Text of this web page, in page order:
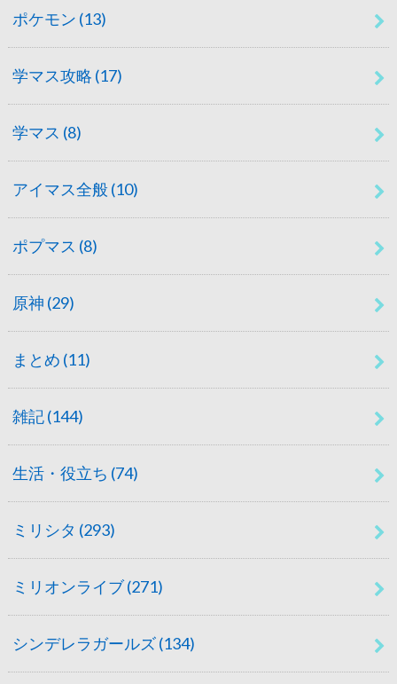
ポケモン (13)
学マス攻略 (17)
学マス (8)
アイマス全般 (10)
ポプマス (8)
原神 (29)
まとめ (11)
雑記(144)
生活・役立ち (74)
ミリシタ (293)
ミリオンライブ(271)
シンデレラガールズ(134)